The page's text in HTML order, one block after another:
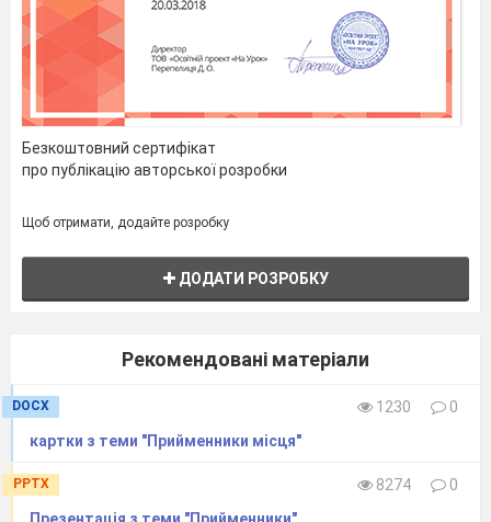
Безкоштовний сертифікат
про публікацію авторської розробки
Щоб отримати, додайте розробку
ДОДАТИ РОЗРОБКУ
Рекомендовані матеріали
DOCX 1230
0
картки з теми "Прийменники місця"
PPTX 8274
0